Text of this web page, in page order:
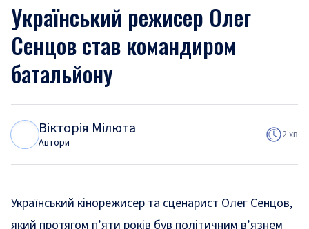
Український режисер Олег
Сенцов став командиром
батальйону
Вікторія Мілюта
Автори
2 хв
Український кінорежисер та сценарист Олег Сенцов,
який протягом п’яти років був політичним в’язнем